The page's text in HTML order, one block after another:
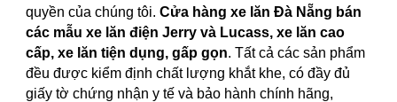
quyền của chúng tôi.Cửa hàng xe lăn Đà Nẵng bán
các mẫu xe lăn điện Jerry và Lucass, xe lăn cao
cấp, xe lăn tiện dụng, gấp gọn. Tất cả các sản phẩm
đều được kiểm định chất lượng khắt khe, có đầy đủ
giấy tờ chứng nhận y tế và bảo hành chính hãng,